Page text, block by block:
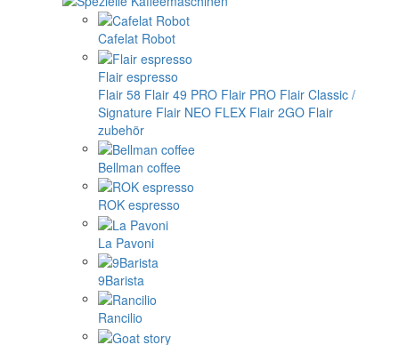
Cafelat Robot
Flair espresso
Flair 58 Flair 49 PRO Flair PRO Flair Classic /
Signature Flair NEO FLEX Flair 2GO Flair
zubehör
Bellman coffee
ROK espresso
La Pavoni
9Barista
Rancilio